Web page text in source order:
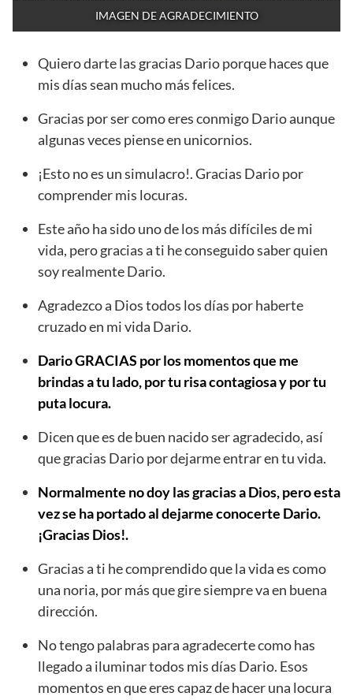
IMAGEN DE AGRADECIMIENTO
Quiero darte las gracias Dario porque haces que
mis días sean mucho más felices.
Gracias por ser como eres conmigo Dario aunque
algunas veces piense en unicornios.
¡Esto no es un simulacro!. Gracias Dario por
comprender mis locuras.
Este año ha sido uno de los más difíciles de mi
vida, pero gracias a ti he conseguido saber quien
soy realmente Dario.
Agradezco a Dios todos los días por haberte
cruzado en mi vida Dario.
Dario GRACIAS por los momentos que me
brindas a tu lado, por tu risa contagiosa y por tu
puta locura.
Dicen que es de buen nacido ser agradecido, así
que gracias Dario por dejarme entrar en tu vida.
Normalmente no doy las gracias a Dios, pero esta
vez se ha portado al dejarme conocerte Dario.
¡Gracias Dios!.
Gracias a ti he comprendido que la vida es como
una noria, por más que gire siempre va en buena
dirección.
No tengo palabras para agradecerte como has
llegado a iluminar todos mis días Dario. Esos
momentos en que eres capaz de hacer una locura